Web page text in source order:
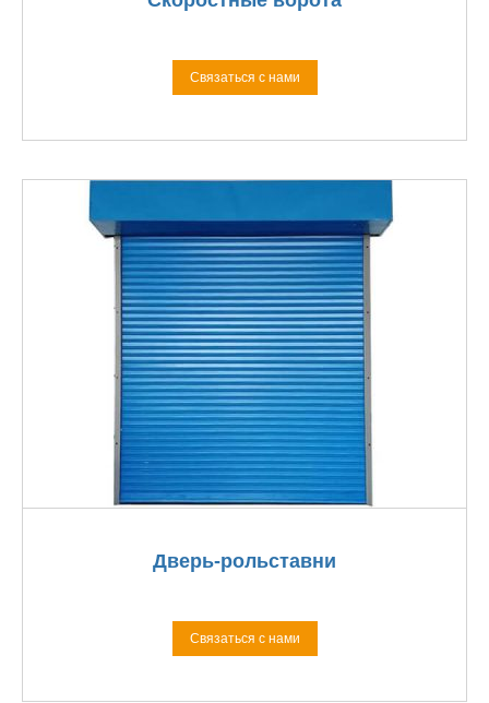
Связаться с нами
Дверь-рольставни
Связаться с нами